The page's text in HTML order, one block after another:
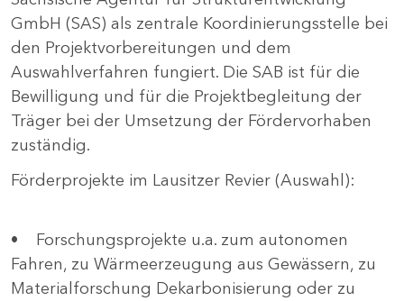
GmbH (SAS) als zentrale Koordinierungsstelle bei
den Projektvorbereitungen und dem
Auswahlverfahren fungiert. Die SAB ist für die
Bewilligung und für die Projektbegleitung der
Träger bei der Umsetzung der Fördervorhaben
zuständig.
Förderprojekte im Lausitzer Revier (Auswahl):
• Forschungsprojekte u.a. zum autonomen
Fahren, zu Wärmeerzeugung aus Gewässern, zu
Materialforschung Dekarbonisierung oder zu